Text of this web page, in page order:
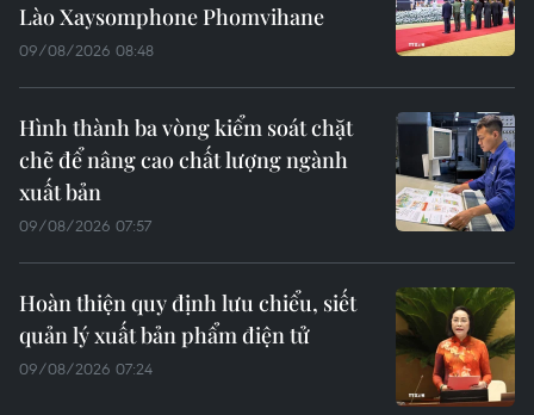
Lào Xaysomphone Phomvihane
09/08/2026 08:48
Hình thành ba vòng kiểm soát chặt
chẽ để nâng cao chất lượng ngành
xuất bản
09/08/2026 07:57
Hoàn thiện quy định lưu chiểu, siết
quản lý xuất bản phẩm điện tử
09/08/2026 07:24